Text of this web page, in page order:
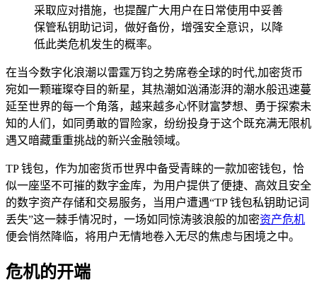
采取应对措施，也提醒广大用户在日常使用中妥善
保管私钥助记词，做好备份，增强安全意识，以降
低此类危机发生的概率。
在当今数字化浪潮以雷霆万钧之势席卷全球的时代,加密货币
宛如一颗璀璨夺目的新星，其热潮如汹涌澎湃的潮水般迅速蔓
延至世界的每一个角落，越来越多心怀财富梦想、勇于探索未
知的人们，如同勇敢的冒险家，纷纷投身于这个既充满无限机
遇又暗藏重重挑战的新兴金融领域。
TP 钱包，作为加密货币世界中备受青睐的一款加密钱包，恰
似一座坚不可摧的数字金库，为用户提供了便捷、高效且安全
的数字资产存储和交易服务，当用户遭遇“TP 钱包私钥助记词
丢失”这一棘手情况时，一场如同惊涛骇浪般的加密资产危机
便会悄然降临，将用户无情地卷入无尽的焦虑与困境之中。
危机的开端